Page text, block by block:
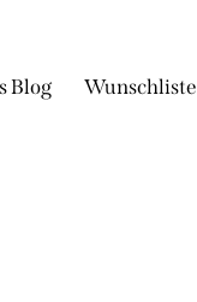
Blog Wunschliste